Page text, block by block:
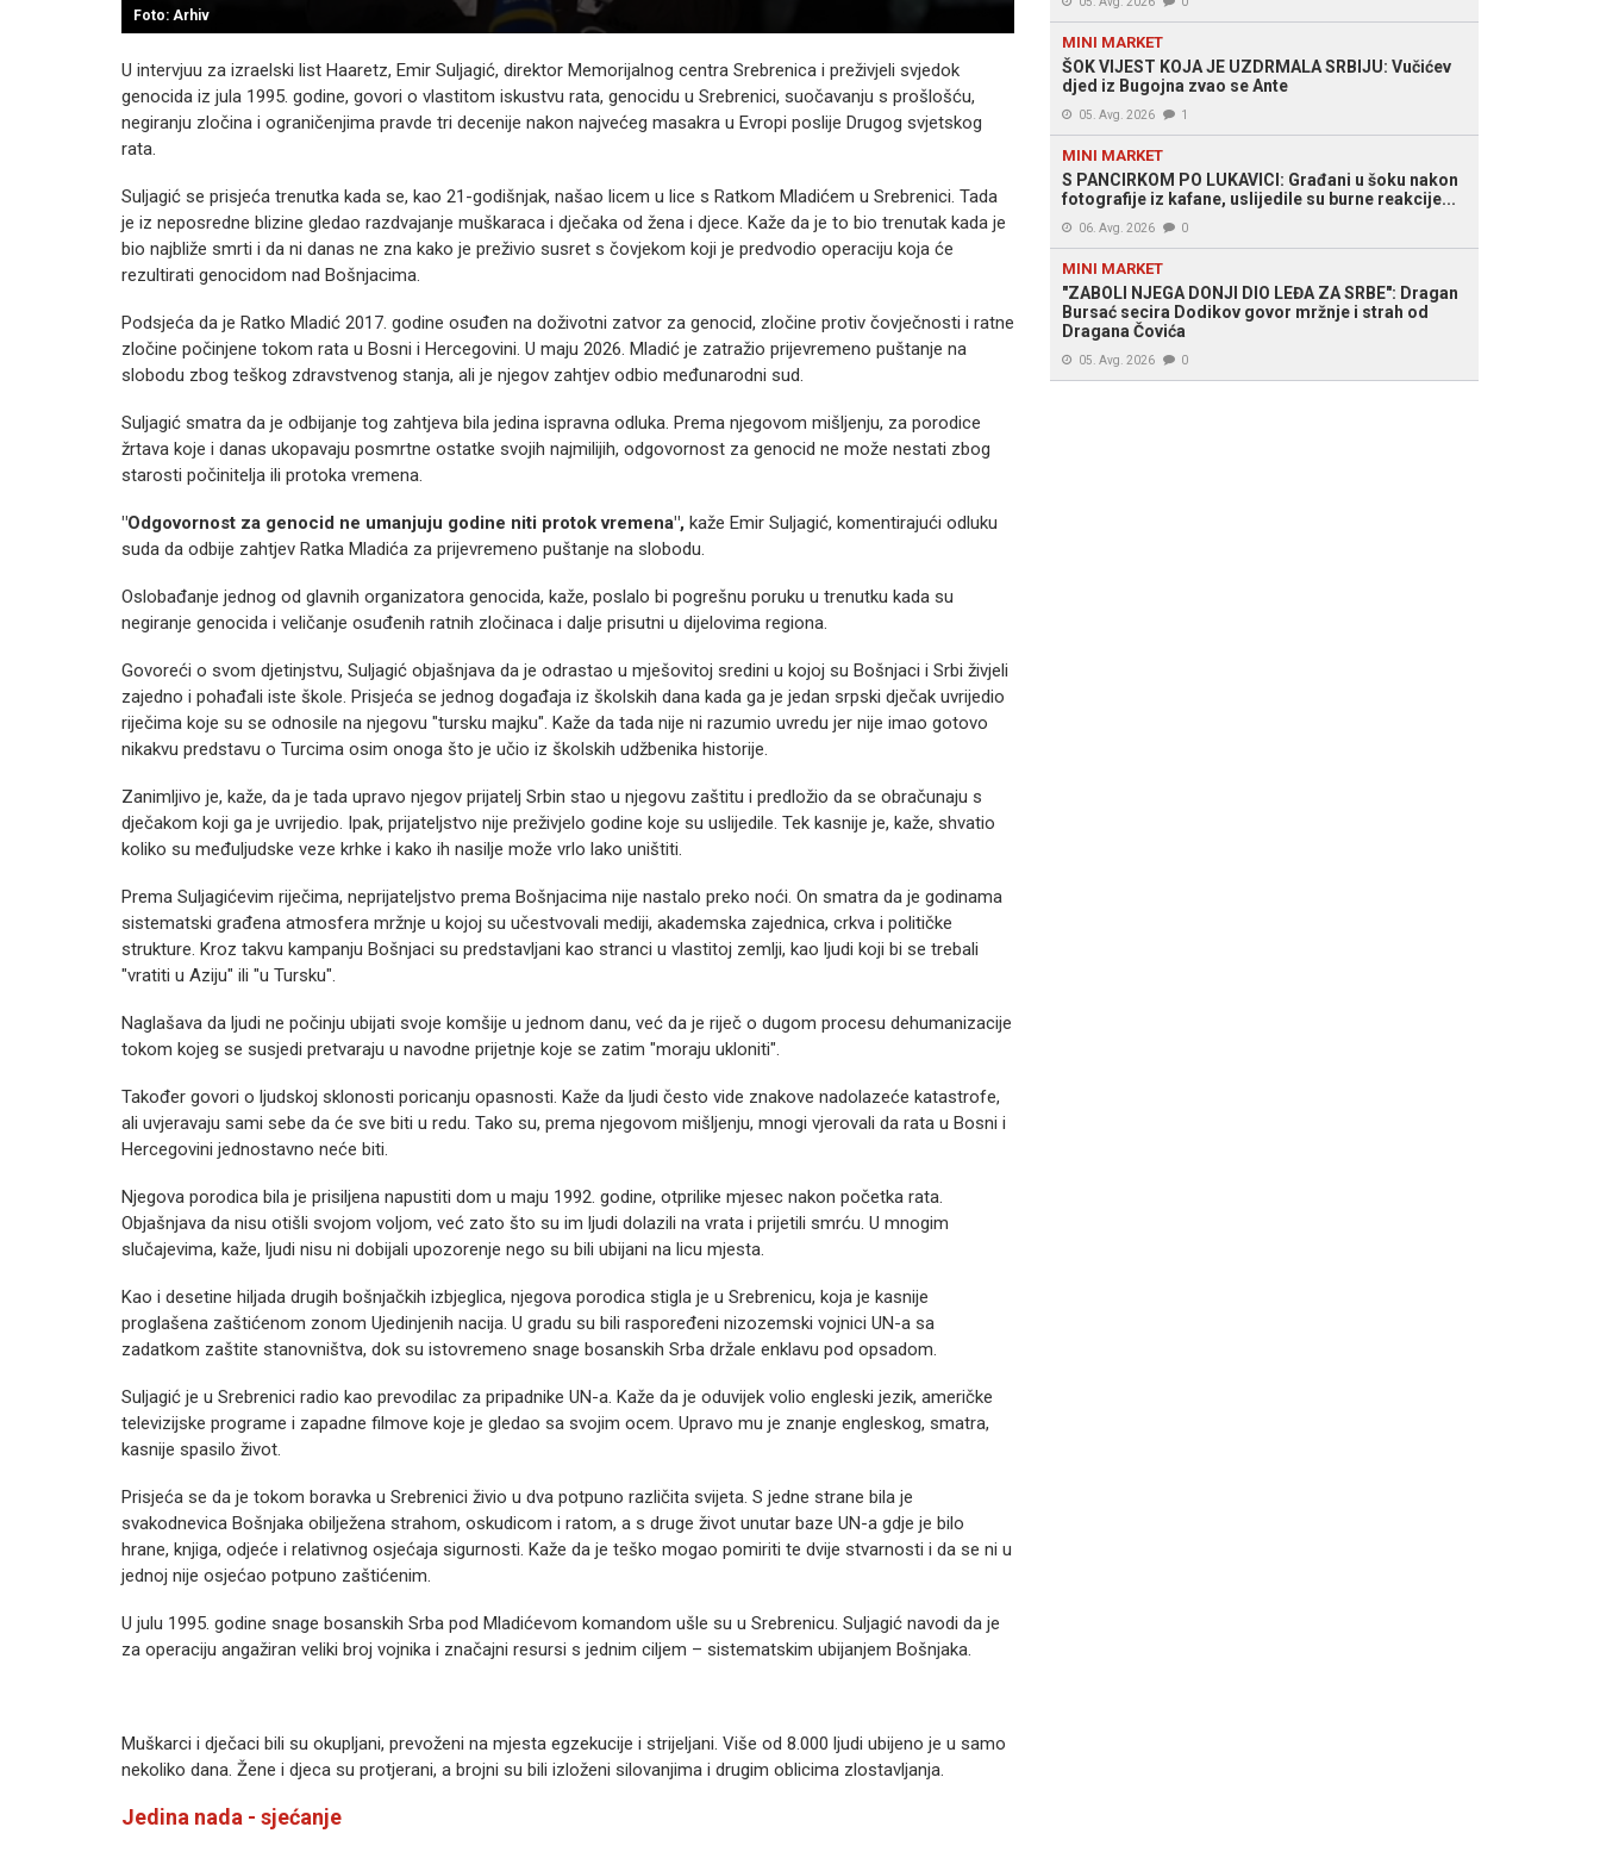
Foto: Arhiv
U intervjuu za izraelski list Haaretz, Emir Suljagić, direktor Memorijalnog centra Srebrenica i preživjeli svjedok
genocida iz jula 1995. godine, govori o vlastitom iskustvu rata, genocidu u Srebrenici, suočavanju s prošlošću,
negiranju zločina i ograničenjima pravde tri decenije nakon najvećeg masakra u Evropi poslije Drugog svjetskog
rata.
Suljagić se prisjeća trenutka kada se, kao 21-godišnjak, našao licem u lice s Ratkom Mladićem u Srebrenici. Tada
je iz neposredne blizine gledao razdvajanje muškaraca i dječaka od žena i djece. Kaže da je to bio trenutak kada je
bio najbliže smrti i da ni danas ne zna kako je preživio susret s čovjekom koji je predvodio operaciju koja će
rezultirati genocidom nad Bošnjacima.
Podsjeća da je Ratko Mladić 2017. godine osuđen na doživotni zatvor za genocid, zločine protiv čovječnosti i ratne
zločine počinjene tokom rata u Bosni i Hercegovini. U maju 2026. Mladić je zatražio prijevremeno puštanje na
slobodu zbog teškog zdravstvenog stanja, ali je njegov zahtjev odbio međunarodni sud.
Suljagić smatra da je odbijanje tog zahtjeva bila jedina ispravna odluka. Prema njegovom mišljenju, za porodice
žrtava koje i danas ukopavaju posmrtne ostatke svojih najmilijih, odgovornost za genocid ne može nestati zbog
starosti počinitelja ili protoka vremena.
"Odgovornost za genocid ne umanjuju godine niti protok vremena", kaže Emir Suljagić, komentirajući odluku
suda da odbije zahtjev Ratka Mladića za prijevremeno puštanje na slobodu.
Oslobađanje jednog od glavnih organizatora genocida, kaže, poslalo bi pogrešnu poruku u trenutku kada su
negiranje genocida i veličanje osuđenih ratnih zločinaca i dalje prisutni u dijelovima regiona.
Govoreći o svom djetinjstvu, Suljagić objašnjava da je odrastao u mješovitoj sredini u kojoj su Bošnjaci i Srbi živjeli
zajedno i pohađali iste škole. Prisjeća se jednog događaja iz školskih dana kada ga je jedan srpski dječak uvrijedio
riječima koje su se odnosile na njegovu "tursku majku". Kaže da tada nije ni razumio uvredu jer nije imao gotovo
nikakvu predstavu o Turcima osim onoga što je učio iz školskih udžbenika historije.
Zanimljivo je, kaže, da je tada upravo njegov prijatelj Srbin stao u njegovu zaštitu i predložio da se obračunaju s
dječakom koji ga je uvrijedio. Ipak, prijateljstvo nije preživjelo godine koje su uslijedile. Tek kasnije je, kaže, shvatio
koliko su međuljudske veze krhke i kako ih nasilje može vrlo lako uništiti.
Prema Suljagićevim riječima, neprijateljstvo prema Bošnjacima nije nastalo preko noći. On smatra da je godinama
sistematski građena atmosfera mržnje u kojoj su učestvovali mediji, akademska zajednica, crkva i političke
strukture. Kroz takvu kampanju Bošnjaci su predstavljani kao stranci u vlastitoj zemlji, kao ljudi koji bi se trebali
"vratiti u Aziju" ili "u Tursku".
Naglašava da ljudi ne počinju ubijati svoje komšije u jednom danu, već da je riječ o dugom procesu dehumanizacije
tokom kojeg se susjedi pretvaraju u navodne prijetnje koje se zatim "moraju ukloniti".
Također govori o ljudskoj sklonosti poricanju opasnosti. Kaže da ljudi često vide znakove nadolazeće katastrofe,
ali uvjeravaju sami sebe da će sve biti u redu. Tako su, prema njegovom mišljenju, mnogi vjerovali da rata u Bosni i
Hercegovini jednostavno neće biti.
Njegova porodica bila je prisiljena napustiti dom u maju 1992. godine, otprilike mjesec nakon početka rata.
Objašnjava da nisu otišli svojom voljom, već zato što su im ljudi dolazili na vrata i prijetili smrću. U mnogim
slučajevima, kaže, ljudi nisu ni dobijali upozorenje nego su bili ubijani na licu mjesta.
Kao i desetine hiljada drugih bošnjačkih izbjeglica, njegova porodica stigla je u Srebrenicu, koja je kasnije
proglašena zaštićenom zonom Ujedinjenih nacija. U gradu su bili raspoređeni nizozemski vojnici UN-a sa
zadatkom zaštite stanovništva, dok su istovremeno snage bosanskih Srba držale enklavu pod opsadom.
Suljagić je u Srebrenici radio kao prevodilac za pripadnike UN-a. Kaže da je oduvijek volio engleski jezik, američke
televizijske programe i zapadne filmove koje je gledao sa svojim ocem. Upravo mu je znanje engleskog, smatra,
kasnije spasilo život.
Prisjeća se da je tokom boravka u Srebrenici živio u dva potpuno različita svijeta. S jedne strane bila je
svakodnevica Bošnjaka obilježena strahom, oskudicom i ratom, a s druge život unutar baze UN-a gdje je bilo
hrane, knjiga, odjeće i relativnog osjećaja sigurnosti. Kaže da je teško mogao pomiriti te dvije stvarnosti i da se ni u
jednoj nije osjećao potpuno zaštićenim.
U julu 1995. godine snage bosanskih Srba pod Mladićevom komandom ušle su u Srebrenicu. Suljagić navodi da je
za operaciju angažiran veliki broj vojnika i značajni resursi s jednim ciljem – sistematskim ubijanjem Bošnjaka.
Muškarci i dječaci bili su okupljani, prevoženi na mjesta egzekucije i strijeljani. Više od 8.000 ljudi ubijeno je u samo
nekoliko dana. Žene i djeca su protjerani, a brojni su bili izloženi silovanjima i drugim oblicima zlostavljanja.
Jedina nada - sjećanje
MINI MARKET
ŠOK VIJEST KOJA JE UZDRMALA SRBIJU: Vučićev
djed iz Bugojna zvao se Ante
05. Avg. 2026 1
MINI MARKET
S PANCIRKOM PO LUKAVICI: Građani u šoku nakon
fotografije iz kafane, uslijedile su burne reakcije...
06. Avg. 2026 0
MINI MARKET
"ZABOLI NJEGA DONJI DIO LEĐA ZA SRBE": Dragan
Bursać secira Dodikov govor mržnje i strah od
Dragana Čovića
05. Avg. 2026 0